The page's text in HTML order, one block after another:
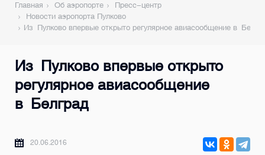
Главная Об аэропорте
Пресс-центр
Новости аэропорта Пулково
Из Пулково впервые открыто регулярное авиасообщение в
Из Пулково впервые открыто
регулярное авиасообщение
в Белград
20.06.2016